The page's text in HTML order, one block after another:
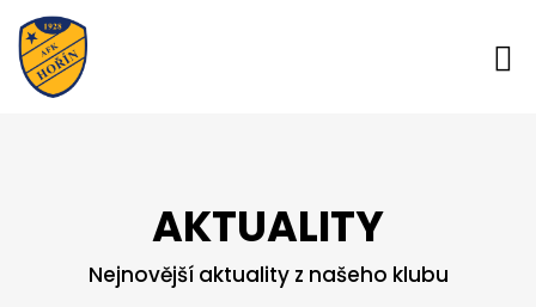
AKTUALITY
Nejnovější aktuality z našeho klubu